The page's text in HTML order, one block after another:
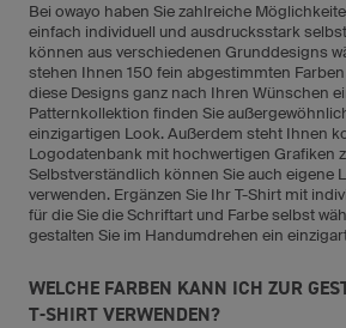
Bei owayo haben Sie zahlreiche
einfach individuell und ausdrucksstark
können aus verschiedenen Grunddesigns
stehen Ihnen 150 fein abgestimmten
diese Designs ganz nach Ihren Wünschen
Patternkollektion finden Sie
einzigartigen Look. Außerdem steht Ihnen
Logodatenbank mit hochwertigen Grafiken
Selbstverständlich können Sie auch eigene
verwenden. Ergänzen Sie Ihr T-Shirt mit
für die Sie die Schriftart und Farbe selbst
gestalten Sie im Handumdrehen ein
WELCHE FARBEN KANN ICH ZUR
T-SHIRT VERWENDEN?